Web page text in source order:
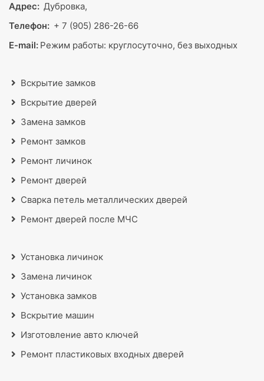
Адрес: Дубровка,
Телефон: + 7 (905) 286-26-66
E-mail: Режим работы: круглосуточно, без выходных
Вскрытие замков
Вскрытие дверей
Замена замков
Ремонт замков
Ремонт личинок
Ремонт дверей
Сварка петель металлических дверей
Ремонт дверей после МЧС
Установка личинок
Замена личинок
Установка замков
Вскрытие машин
Изготовление авто ключей
Ремонт пластиковых входных дверей